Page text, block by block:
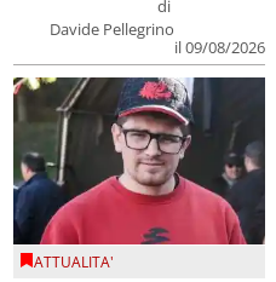
di
Davide Pellegrino
il 09/08/2026
ATTUALITA'